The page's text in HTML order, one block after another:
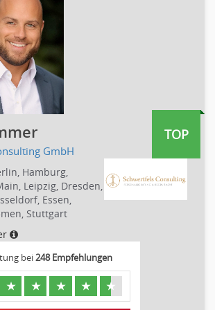
Teamleitung
Anwaltsfachgehilfe
Vermögensberatung
& Forschung
TOP
GmbH
Hamburg,
Leipzig, Dresden,
Essen,
Stuttgart
bei248 Empfehlungen
★ ★ ★ ★ ★